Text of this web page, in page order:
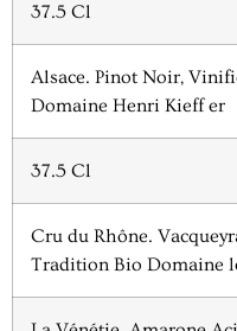
37.5 Cl
Alsace. Pinot Noir,
Domaine Henri Kieff er
37.5 Cl
Cru du Rhône.
Tradition Bio Domaine